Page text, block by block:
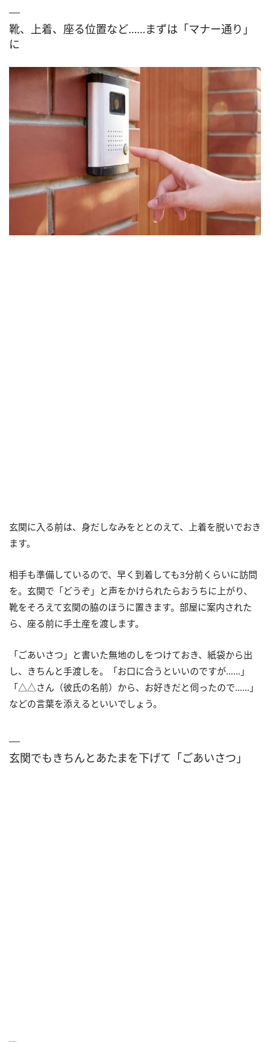
靴、上着、座る位置など……まずは「マナー通り」
に
玄関に入る前は、身だしなみをととのえて、上着を脱いでおき
ます。
相手も準備しているので、早く到着しても3分前くらいに訪問
を。玄関で「どうぞ」と声をかけられたらおうちに上がり、
靴をそろえて玄関の脇のほうに置きます。部屋に案内された
ら、座る前に手土産を渡します。
「ごあいさつ」と書いた無地のしをつけておき、紙袋から出
し、きちんと手渡しを。「お口に合うといいのですが……」
「△△さん（彼氏の名前）から、お好きだと伺ったので……」
などの言葉を添えるといいでしょう。
玄関でもきちんとあたまを下げて「ごあいさつ」